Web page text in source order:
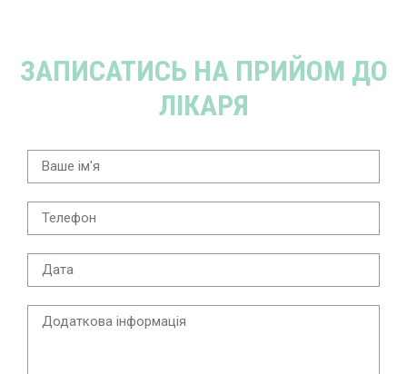
ЗАПИСАТИСЬ НА ПРИЙОМ ДО
ЛІКАРЯ
Ім'я*
Телефон
Дата
Додаткова інформація